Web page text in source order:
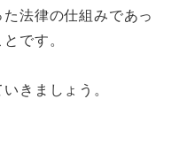
法律の仕組みであっ
です。
きましょう。